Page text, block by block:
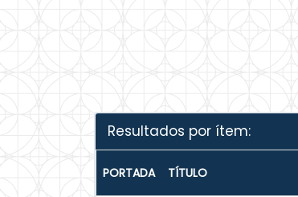
Resultados por ítem:
PORTADA TÍTULO